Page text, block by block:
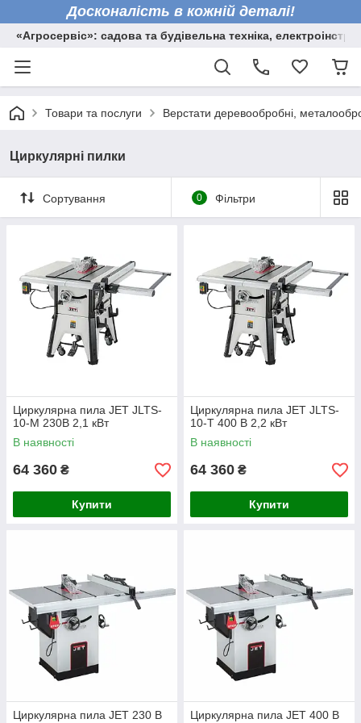
Досконалість в кожній деталі!
«Агросервіс»: садова та будівельна техніка,
Товари та послуги Верстати деревообробні,
Циркулярні пилки
Сортування 0 Фільтри
Циркулярна пила JET JLTS-
10-M 230В 2,1 кВт
В наявності
64 360 ₴
Купити
Циркулярна пила JET JLTS-
10-T 400 В 2,2 кВт
В наявності
64 360 ₴
Купити
Циркулярна пила JET 230 В
Циркулярна пила JET 400 В